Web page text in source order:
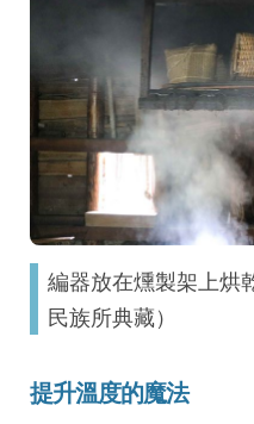
編器放在燻製架上烘
民族所典藏）
提升溫度的魔法